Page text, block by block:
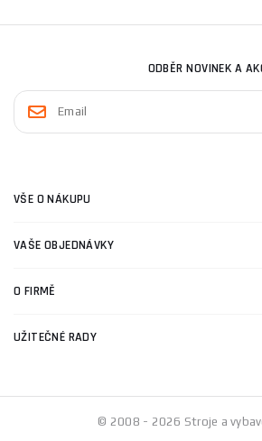
ODBĚR NOVINEK A
VŠE O NÁKUPU
VAŠE OBJEDNÁVKY
O FIRMĚ
UŽITEČNÉ RADY
© 2008 - 2026 Stroje a